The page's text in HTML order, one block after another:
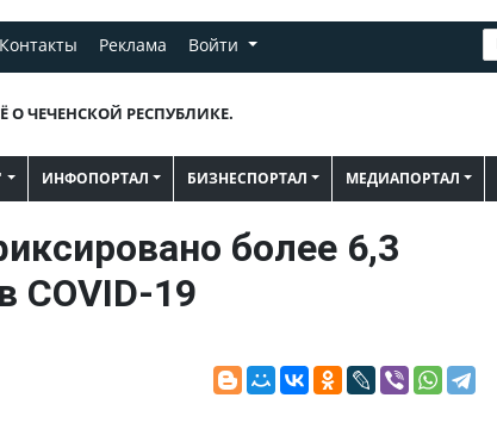
Контакты Реклама Войти
О ЧЕЧЕНСКОЙ РЕСПУБЛИКЕ.
ИНФОПОРТАЛ БИЗНЕСПОРТАЛ МЕДИАПОРТАЛ
более 6,3
COVID-19